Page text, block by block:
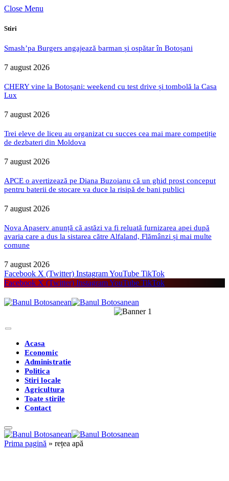
Close Menu
Stiri
Smash’pa Burgers angajează barman și ospătar în Botoșani
7 august 2026
CHERY vine la Botoșani: weekend cu test drive și tombolă la Casa
Lux
7 august 2026
Trei eleve de liceu au organizat cu succes cea mai mare competiție
de dezbateri din Moldova
7 august 2026
APCE o avertizează pe Diana Buzoianu că un ghid prost conceput
pentru baterii de stocare va duce la risipă de bani publici
7 august 2026
Nova Apaserv anunță că astăzi va fi reluată furnizarea apei după
avaria care a dus la sistarea către Alfaland, Flămânzi și mai multe
comune
7 august 2026
Facebook X (Twitter) InstagramYouTube TikTok
Facebook X (Twitter) InstagramYouTube TikTok
Acasa
Economic
Administratie
Politica
Stiri locale
Agricultura
Toate stirile
Contact
Prima pagină » rețea apă